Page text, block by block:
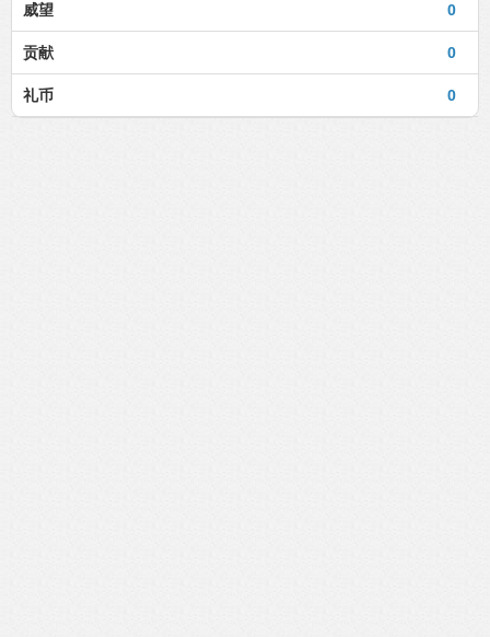
0
威望
0
贡献
0
礼币